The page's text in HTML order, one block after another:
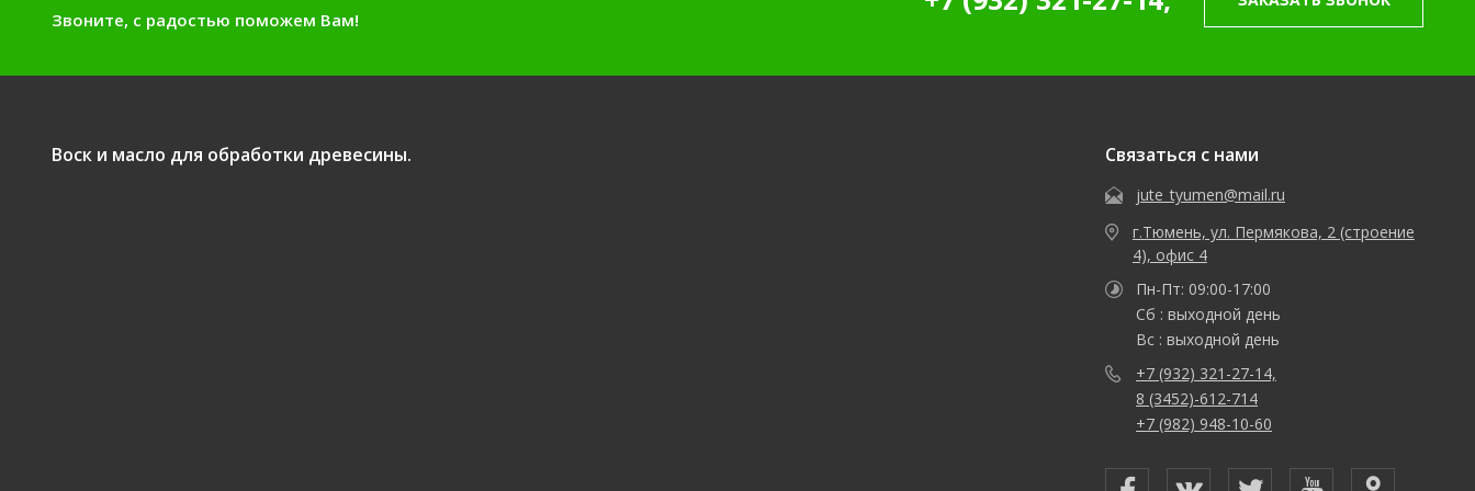
Звоните, с радостью поможем Вам!
Воск и масло для обработки древесины. Связаться с нами
jute_tyumen@mail.ru
г.Тюмень, ул. Пермякова, 2 (строение
4), офис 4
Пн-Пт: 09:00-17:00
Сб : выходной день
Вс : выходной день
+7 (932) 321-27-14,
8 (3452)-612-714
+7 (982) 948-10-60